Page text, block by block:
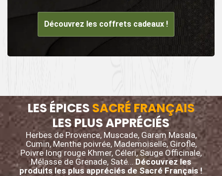
Découvrez les coffrets cadeaux !
LES ÉPICES SACRÉ FRANÇAIS
LES PLUS APPRÉCIÉS
Herbes de Provence, Muscade, Garam Masala,
Cumin, Menthe poivrée, Mademoiselle, Girofle,
Poivre long rouge Khmer, Céleri, Sauge Officinale,
Mélasse de Grenade, Saté…Découvrez les
produits les plus appréciés de Sacré Français !